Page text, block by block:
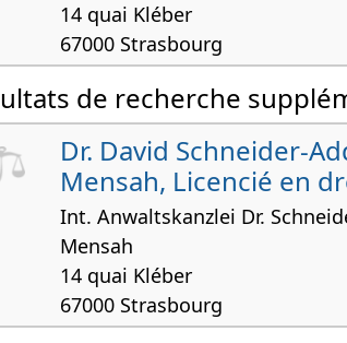
14 quai Kléber
67000 Strasbourg
Droit international privé
de recherche
Dr. David Schneider-
Mensah, Licencié en
Int. Anwaltskanzlei Dr.
Mensah
14 quai Kléber
67000 Strasbourg